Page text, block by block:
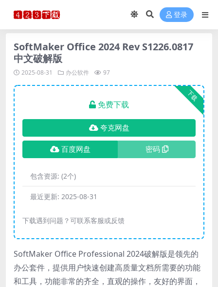
登录
SoftMaker Office 2024 Rev S1226.0817
中文破解版
2025-08-31 办公软件 97
下载
免费下载
夸克网盘
百度网盘 密码
包含资源: (2个)
最近更新: 2025-08-31
下载遇到问题？可联系客服或反馈
SoftMaker Office Professional 2024破解版是领先的
办公套件，提供用户快速创建高质量文档所需要的功能
和工具，功能非常的齐全，直观的操作，友好的界面，